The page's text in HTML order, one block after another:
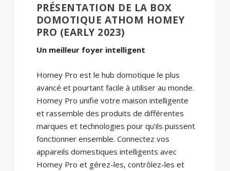
PRÉSENTATION DE LA BOX
DOMOTIQUE ATHOM HOMEY
PRO (EARLY 2023)
Un meilleur foyer intelligent
Homey Pro est le hub domotique le plus
avancé et pourtant facile à utiliser au monde.
Homey Pro unifie votre maison intelligente
et rassemble des produits de différentes
marques et technologies pour qu’ils puissent
fonctionner ensemble. Connectez vos
appareils domestiques intelligents avec
Homey Pro et gérez-les, contrôlez-les et